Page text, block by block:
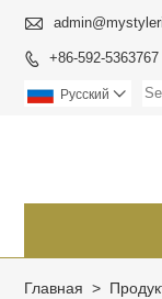

 +86-592-5363767
Pусский 
Главная >